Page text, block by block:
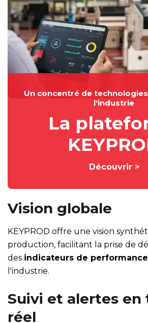
Un concentré de
l'industrie
La
Découvrir >
Vision globale
KEYPROD offre une vision
production, facilitant la prise de
des indicateurs de
l'industrie.
Suivi et alertes en
réel